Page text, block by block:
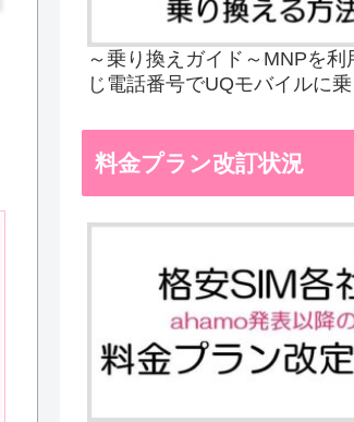
～乗り換えガイド～MNPを利
じ電話番号でUQモバイルに乗
料金プラン改訂状況